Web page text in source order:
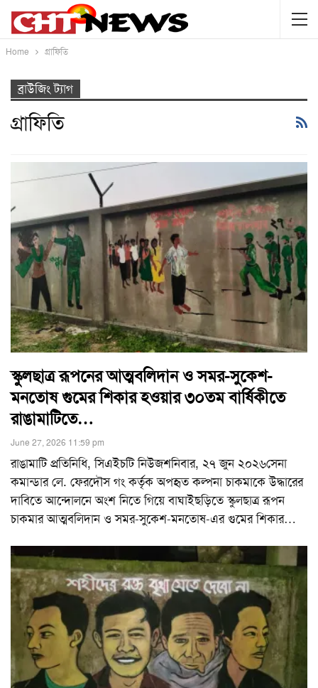
Home গ্রাফিতি
ব্রাউজিং ট্যাগ
গ্রাফিতি
স্কুলছাত্র রূপনের আত্মবলিদান ও সমর-সুকেশ-
মনতোষ গুমের শিকার হওয়ার ৩০তম বার্ষিকীতে
রাঙামাটিতে…
June 27, 2026 11:59 pm
রাঙামাটি প্রতিনিধি, সিএইচটি নিউজশনিবার, ২৭ জুন ২০২৬সেনা
কমান্ডার লে. ফেরদৌস গং কর্তৃক অপহৃত কল্পনা চাকমাকে উদ্ধারের
দাবিতে আন্দোলনে অংশ নিতে গিয়ে বাঘাইছড়িতে স্কুলছাত্র রূপন
চাকমার আত্মবলিদান ও সমর-সুকেশ-মনতোষ-এর গুমের শিকার…